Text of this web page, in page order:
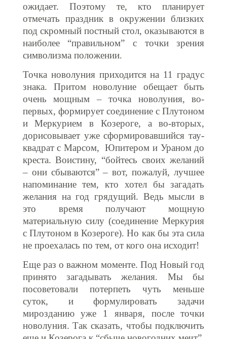
ожидает. Поэтому те, кто планирует
отмечать праздник в окружении близких
под скромный постный стол, оказываются в
наиболее “правильном” с точки зрения
символизма положении.
Точка новолуния приходится на 11 градус
знака. Притом новолуние обещает быть
очень мощным – точка новолуния, во-
первых, формирует соединение с Плутоном
и Меркурием в Козероге, а во-вторых,
дорисовывает уже сформировавшийся тау-
квадрат с Марсом, Юпитером и Ураном до
креста. Воистину, “бойтесь своих желаний
– они сбываются” – вот, пожалуй, лучшее
напоминание тем, кто хотел бы загадать
желания на год грядущий. Ведь мысли в
это время получают мощную
материальную силу (соединение Меркурия
с Плутоном в Козероге). Но как бы эта сила
не проехалась по тем, от кого она исходит!
Еще раз о важном моменте. Под Новый год
принято загадывать желания. Мы бы
посоветовали потерпеть чуть меньше
суток, и формулировать задачи
мирозданию уже 1 января, после точки
новолуния. Так сказать, чтобы подключить